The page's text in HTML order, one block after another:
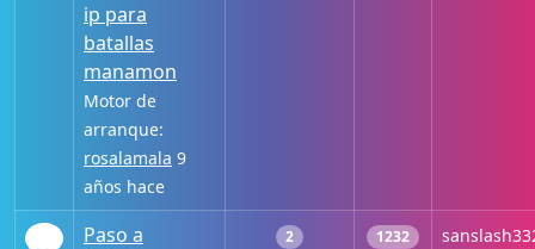
ip para
batallas
manamon
Motor de
arranque:
rosalamala 9
años hace
Paso a
2 1232